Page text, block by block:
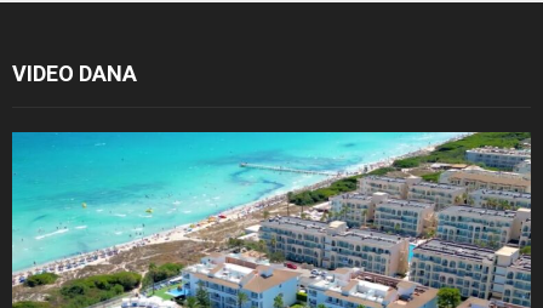
VIDEO DANA